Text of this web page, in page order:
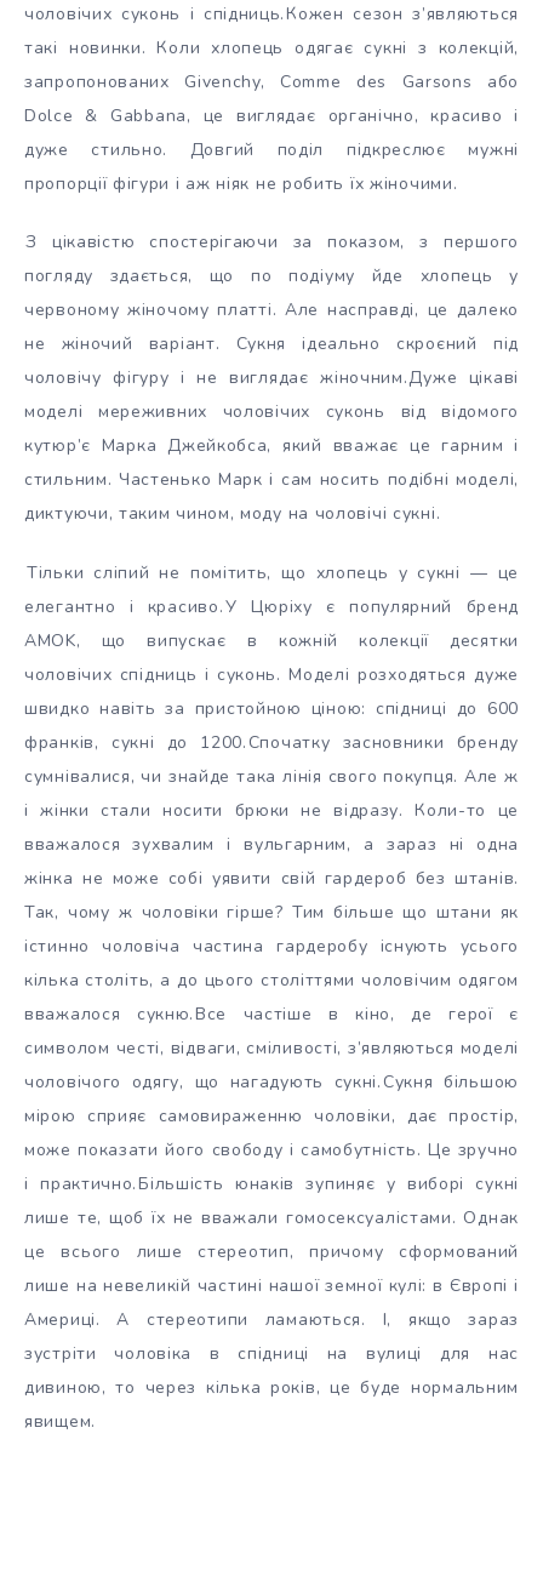
чоловічих суконь і спідниць.Кожен сезон з’являються
такі новинки. Коли хлопець одягає сукні з колекцій,
запропонованих Givenchy, Comme des Garsons або
Dolce & Gabbana, це виглядає органічно, красиво і
дуже стильно. Довгий поділ підкреслює мужні
пропорції фігури і аж ніяк не робить їх жіночими.
З цікавістю спостерігаючи за показом, з першого
погляду здається, що по подіуму йде хлопець у
червоному жіночому платті. Але насправді, це далеко
не жіночий варіант. Сукня ідеально скроєний під
чоловічу фігуру і не виглядає жіночним.Дуже цікаві
моделі мереживних чоловічих суконь від відомого
кутюр’є Марка Джейкобса, який вважає це гарним і
стильним. Частенько Марк і сам носить подібні моделі,
диктуючи, таким чином, моду на чоловічі сукні.
Тільки сліпий не помітить, що хлопець у сукні — це
елегантно і красиво.У Цюріху є популярний бренд
AMOK, що випускає в кожній колекції десятки
чоловічих спідниць і суконь. Моделі розходяться дуже
швидко навіть за пристойною ціною: спідниці до 600
франків, сукні до 1200. Спочатку засновники бренду
сумнівалися, чи знайде така лінія свого покупця. Але ж
і жінки стали носити брюки не відразу. Коли-то це
вважалося зухвалим і вульгарним, а зараз ні одна
жінка не може собі уявити свій гардероб без штанів.
Так, чому ж чоловіки гірше? Тим більше що штани як
істинно чоловіча частина гардеробу існують усього
кілька століть, а до цього століттями чоловічим одягом
вважалося сукню.Все частіше в кіно, де герої є
символом честі, відваги, сміливості, з’являються моделі
чоловічого одягу, що нагадують сукні. Сукня більшою
мірою сприяє самовираженню чоловіки, дає простір,
може показати його свободу і самобутність. Це зручно
і практично.Більшість юнаків зупиняє у виборі сукні
лише те, щоб їх не вважали гомосексуалістами. Однак
це всього лише стереотип, причому сформований
лише на невеликій частині нашої земної кулі: в Європі і
Америці. А стереотипи ламаються. І, якщо зараз
зустріти чоловіка в спідниці на вулиці для нас
дивиною, то через кілька років, це буде нормальним
явищем.